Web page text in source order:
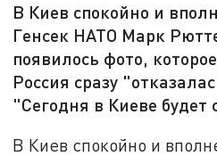
В Киев спокойно и
Генсек НАТО Марк
появилось фото,
Россия сразу
"Сегодня в Киеве будет
В Киев спокойно и